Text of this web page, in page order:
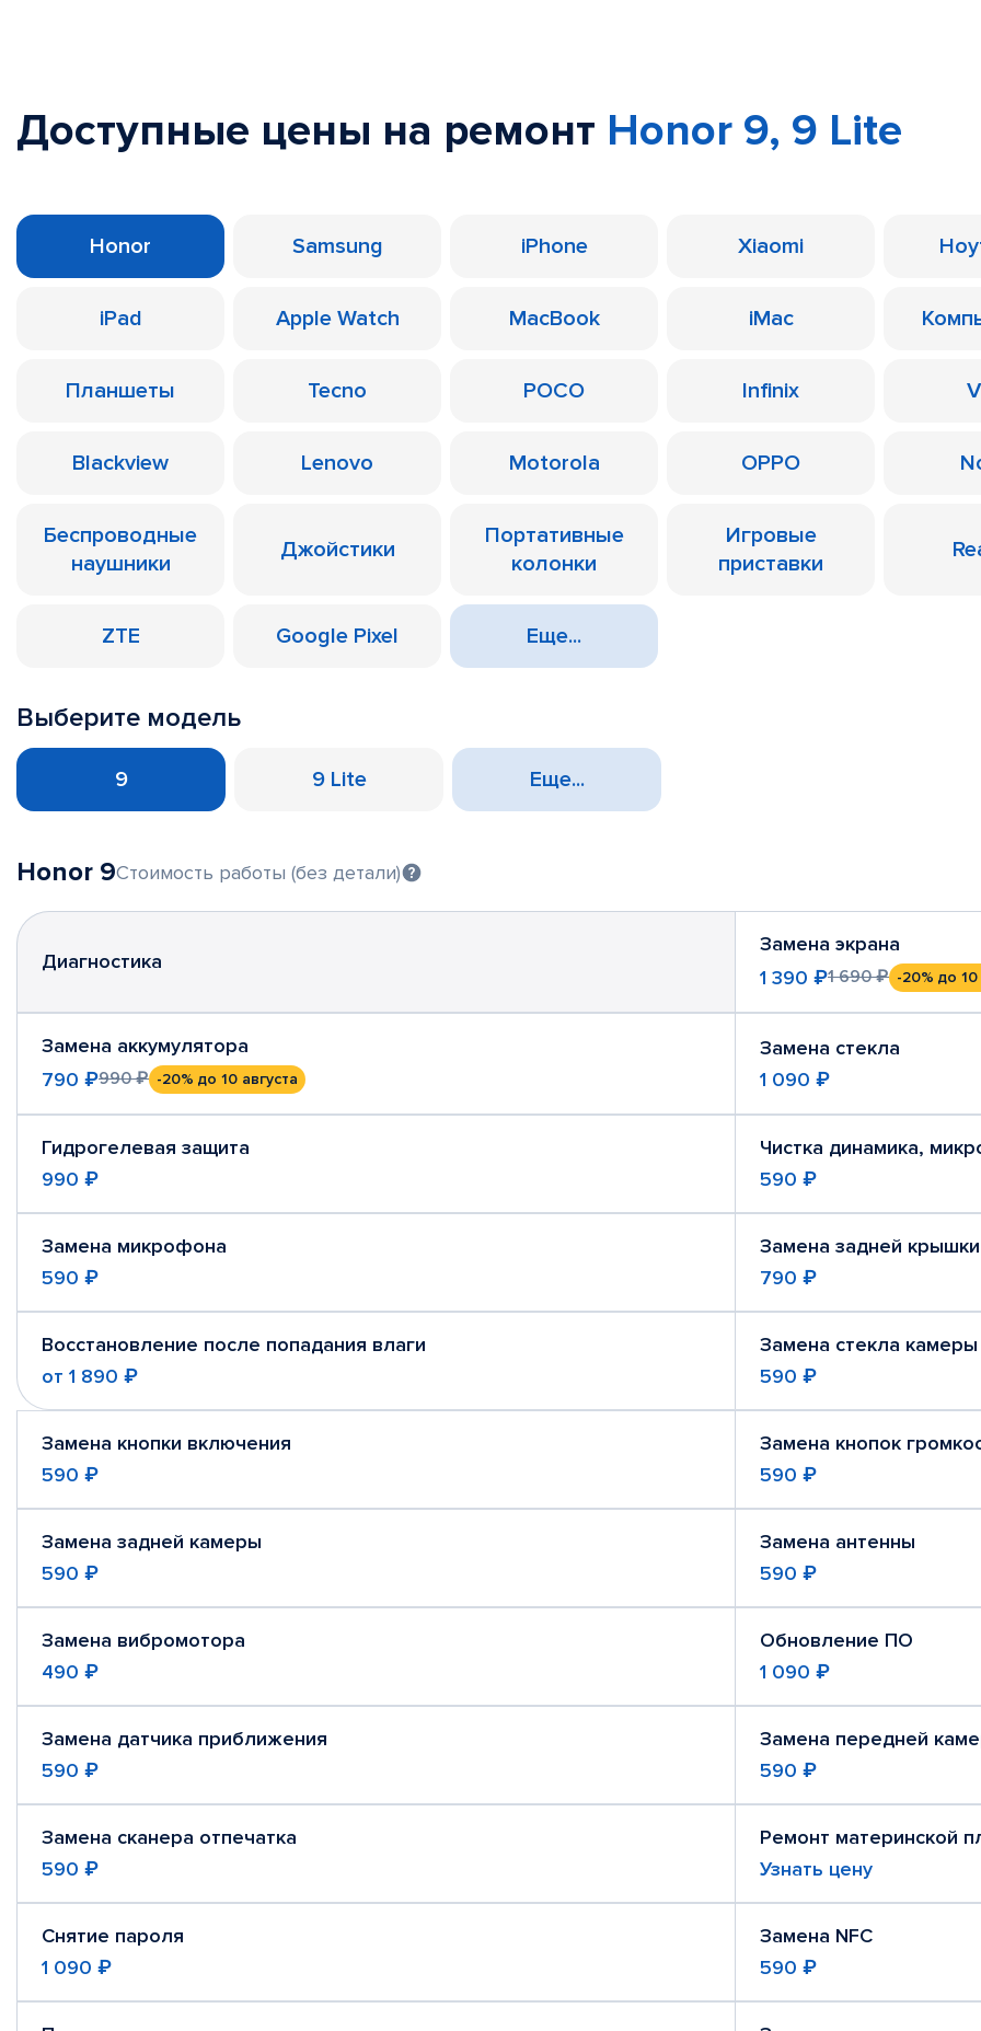
Доступные цены на ремонт Honor 9, 9 Lite
Honor Samsung iPhone Xiaomi
iPad Apple Watch MacBook iMac
Планшеты Tecno POCO Infinix
Blackview Lenovo Motorola OPPO
Беспроводные
наушники
Джойстики
Портативные
колонки
Игровые
приставки
ZTE Google Pixel Еще...
Выберите модель
9 9 Lite Еще...
Honor 9Стоимость работы (без детали)
Диагностика
Замена экрана
1 390 ₽1 690 ₽ -20% до 10
Замена аккумулятора
790 ₽990 ₽ -20% до 10 августа
Замена стекла
1 090 ₽
Гидрогелевая защита
990 ₽
Чистка динамика,
590 ₽
Замена микрофона
590 ₽
Замена задней крышки
790 ₽
Восстановление после попадания влаги
от 1 890 ₽
Замена стекла камеры
590 ₽
Замена кнопки включения
590 ₽
Замена кнопок
590 ₽
Замена задней камеры
590 ₽
Замена антенны
590 ₽
Замена вибромотора
490 ₽
Обновление ПО
1 090 ₽
Замена датчика приближения
590 ₽
Замена передней
590 ₽
Замена сканера отпечатка
590 ₽
Ремонт материнской
Узнать цену
Снятие пароля
1 090 ₽
Замена NFC
590 ₽